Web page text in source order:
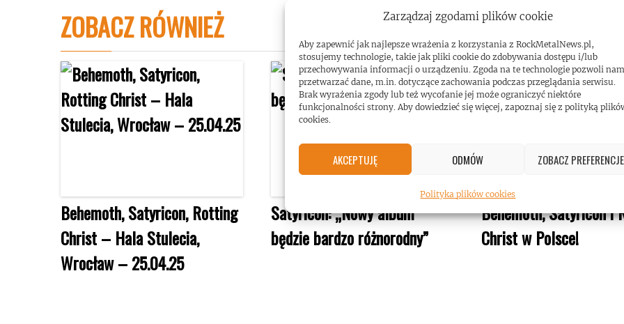
Zarządzaj zgodami plików cookie
Aby zapewnić jak najlepsze wrażenia z korzystania z RockMetalNews.pl,
stosujemy technologie, takie jak pliki cookie do zdobywania dostępu i/lub
przechowywania informacji o urządzeniu. Zgoda na te technologie pozwoli nam
przetwarzać dane, m.in. dotyczące zachowania podczas przeglądania serwisu.
Brak wyrażenia zgody lub też wycofanie jej może ograniczyć niektóre
funkcjonalności strony. Aby dowiedzieć się więcej, zapoznaj się z polityką
cookies.
AKCEPTUJĘ ODMÓW ZOBACZ PREFERENCJE
Polityka plików cookies
ZOBACZ RÓWNIEŻ
Behemoth, Satyricon, Rotting
Christ – Hala Stulecia,
Wrocław – 25.04.25
Satyricon: „Nowy album
będzie bardzo różnorodny”
Behemoth, Satyricon i
Christ w Polsce!